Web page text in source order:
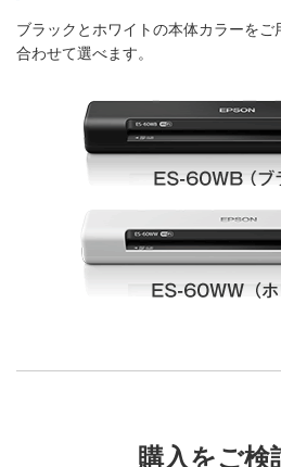
ブラックとホワイトの本体カラーを
合わせて選べます。
購入をご検